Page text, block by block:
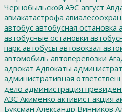
Чернобыльской АЭС август
авиакатастрофа
автобус автобусная остановка
автобусные остановки
парк автобусы автовокзал
автомобиль автоперевозки
адвокат Адвокаты
административная
дело администрация
АЗС Акименко активист акция
Буксман Александр Винников